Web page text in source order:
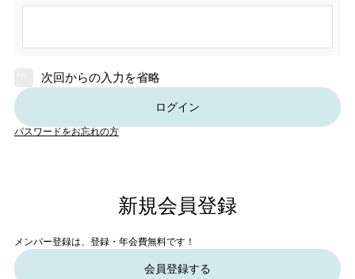
次回からの入力を省略
ログイン
パスワードをお忘れの方
新規会員登録
メンバー登録は、登録・年会費無料です！
会員登録する